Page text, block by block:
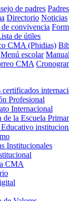
de padres
Directorio Noticias
convivencia
de útiles
CMA (Phidias)
Menú escolar
CMA
certificados
Profesional
Internacional
de la Escuela
Institucionales
CMA